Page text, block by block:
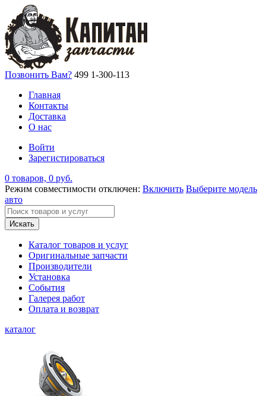
Позвонить Вам? 499 1-300-113
Главная
Контакты
Доставка
О нас
Войти
Зарегистироваться
0 товаров, 0 руб.
Режим совместимости отключен: Включить Выберите модель
авто
Искать
Каталог товаров и услуг
Оригинальные запчасти
Производители
Установка
События
Галерея работ
Оплата и возврат
каталог